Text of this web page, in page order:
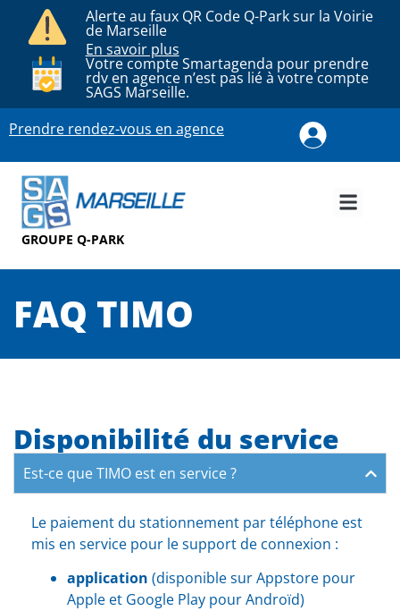
Alerte au faux QR Code Q-Park sur la Voirie
de Marseille
En savoir plus
Votre compte Smartagenda pour prendre
rdv en agence n’est pas lié à votre compte
SAGS Marseille.
Prendre rendez-vous en agence
GROUPE Q-PARK
FAQ TIMO
Disponibilité du service
Est-ce que TIMO est en service ?
Le paiement du stationnement par téléphone est
mis en service pour le support de connexion :
application (disponible sur Appstore pour
Apple et Google Play pour Androïd)